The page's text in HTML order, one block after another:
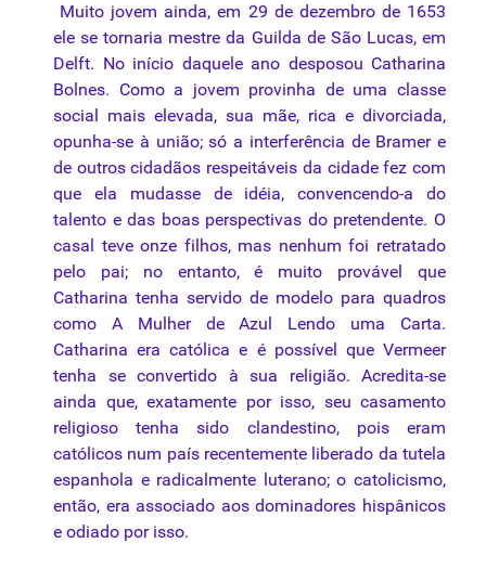
Muito jovem ainda, em 29 de dezembro de 1653
ele se tornaria mestre da Guilda de São Lucas, em
Delft. No início daquele ano desposou Catharina
Bolnes. Como a jovem provinha de uma classe
social mais elevada, sua mãe, rica e divorciada,
opunha-se à união; só a interferência de Bramer e
de outros cidadãos respeitáveis da cidade fez com
que ela mudasse de idéia, convencendo-a do
talento e das boas perspectivas do pretendente. O
casal teve onze filhos, mas nenhum foi retratado
pelo pai; no entanto, é muito provável que
Catharina tenha servido de modelo para quadros
como A Mulher de Azul Lendo uma Carta.
Catharina era católica e é possível que Vermeer
tenha se convertido à sua religião. Acredita-se
ainda que, exatamente por isso, seu casamento
religioso tenha sido clandestino, pois eram
católicos num país recentemente liberado da tutela
espanhola e radicalmente luterano; o catolicismo,
então, era associado aos dominadores hispânicos
e odiado por isso.